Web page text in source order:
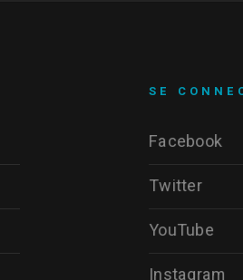
SE
Facebook
Twitter
YouTube
Instagram